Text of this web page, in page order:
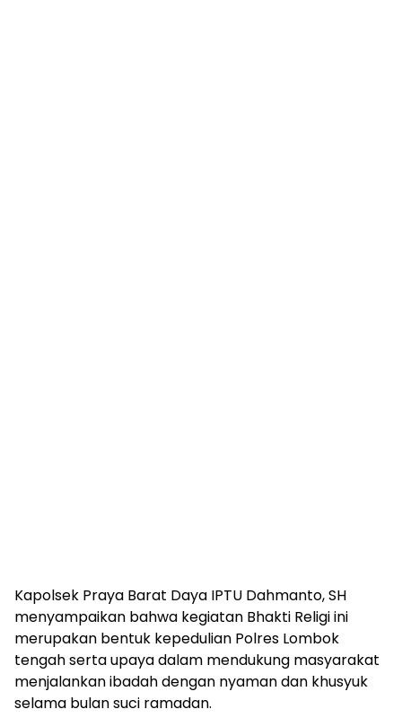
Kapolsek Praya Barat Daya IPTU Dahmanto, SH
menyampaikan bahwa kegiatan Bhakti Religi ini
merupakan bentuk kepedulian Polres Lombok
tengah serta upaya dalam mendukung masyarakat
menjalankan ibadah dengan nyaman dan khusyuk
selama bulan suci ramadan.